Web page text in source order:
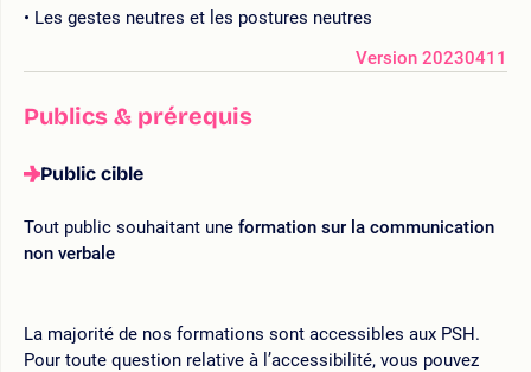
Les gestes neutres et les postures neutres
Version 20230411
Publics & prérequis
Public cible
Tout public souhaitant une formation sur la communication
non verbale
La majorité de nos formations sont accessibles aux PSH.
Pour toute question relative à l’accessibilité, vous pouvez